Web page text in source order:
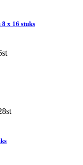
x 16 stuks